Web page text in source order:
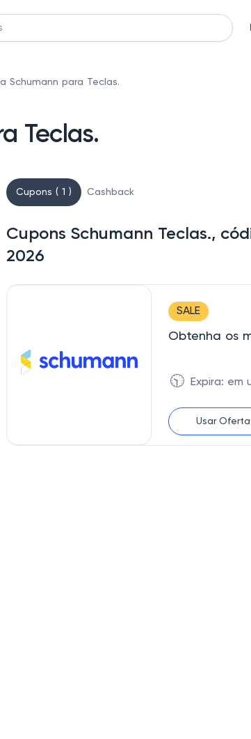
Schumann para Teclas.
Teclas.
Cupons ( 1 ) Cashback
Cupons Schumann Teclas.,
2026
SALE
Obtenha os
🕥 Expira: em
Usar Oferta